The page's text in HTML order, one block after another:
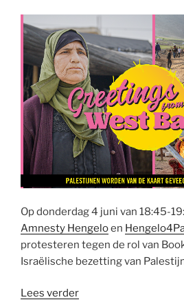
Op donderdag 4 juni van 18:45-
Amnesty Hengeloen
protesteren tegen de rol van
Israëlische bezetting van
Lees verder“Protest